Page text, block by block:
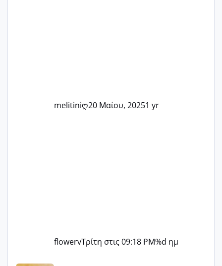
melitiniღ20 Μαίου, 20251 yr
flowervΤρίτη στις 09:18 PM%d ημ
Αύγουστος ήρθε ξανά γεμάτος γέλια και ανεμελιά